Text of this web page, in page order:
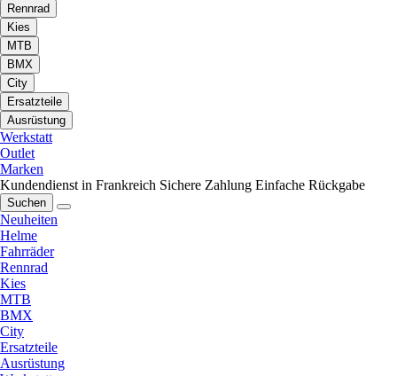
Rennrad
Kies
MTB
BMX
City
Ersatzteile
Ausrüstung
Werkstatt
Outlet
Marken
Kundendienst in Frankreich Sichere Zahlung Einfache Rückgabe
Suchen
Neuheiten
Helme
Fahrräder
Rennrad
Kies
MTB
BMX
City
Ersatzteile
Ausrüstung